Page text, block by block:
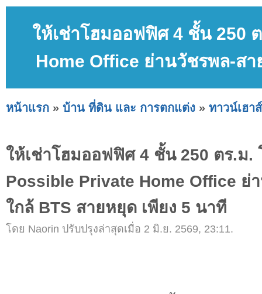
ให้เช่าโฮมออฟฟิศ 4 ชั้น 250
Home Office ย่านวัชรพล-ส
หน้าแรก » บ้าน ที่ดิน และ การตกแต่ง » ทาวน์เฮาส์
ให้เช่าโฮมออฟฟิศ 4 ชั้น 250 ตร.ม.
Possible Private Home Office ย่
ใกล้ BTS สายหยุด เพียง 5 นาที
โดย Naorin ปรับปรุงล่าสุดเมื่อ 2 มิ.ย. 2569, 23:11.